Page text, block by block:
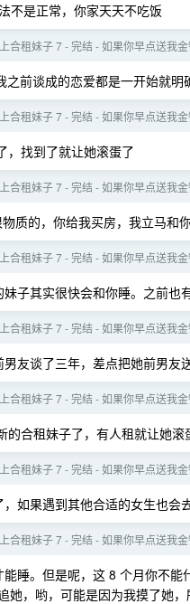
不是正常，你家天天不吃饭
合租妹子 7 - 完结 - 如果你早点送我
之前谈成的恋爱都是一开始就
合租妹子 7 - 完结 - 如果你早点送我
，找到了就让她滚蛋了
合租妹子 7 - 完结 - 如果你早点送我
质的，你给我买房，我立马和
合租妹子 7 - 完结 - 如果你早点送我
子其实很快会和你睡。之前也
合租妹子 7 - 完结 - 如果你早点送我
友谈了三年，差点把她前男友
合租妹子 7 - 完结 - 如果你早点送我
的合租妹子了，有人租就让她滚
合租妹子 7 - 完结 - 如果你早点送我
如果遇到其他合适的女生也
合租妹子 7 - 完结 - 如果你早点送我
睡。但是呢，这 8 个月你不
她，哟，可能是因为我摸了她